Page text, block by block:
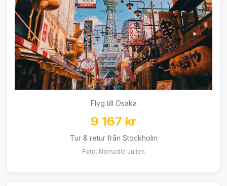
Flyg till Osaka
9 167 kr
Tur & retur från Stockholm
Foto: Nomadic Julien